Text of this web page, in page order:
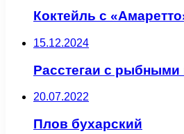
Коктейль с
15.12.2024
Расстегаи с рыбными
20.07.2022
Плов бухарский